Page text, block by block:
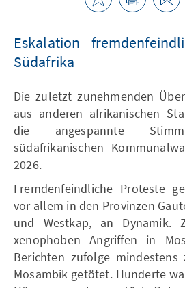
Eskalation
Südafrika
Die zuletzt zunehmenden
aus anderen afrikanischen
die angespannte
südafrikanischen
2026.
Fremdenfeindliche Proteste
vor allem in den Provinzen
und Westkap, an Dynamik.
xenophoben Angriffen in
Berichten zufolge mindestens
Mosambik getötet. Hunderte